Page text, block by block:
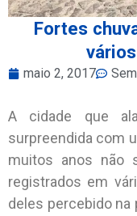
Fortes
maio 2, 2017
A cidade que
surpreendida com
muitos anos não
registrados em
deles percebido na